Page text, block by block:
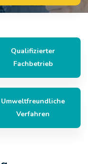
Qualifizierter
Fachbetrieb
Umweltfreundliche
Verfahren